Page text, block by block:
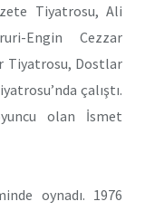
Tiyatrosu, Ali
Engin Cezzar
Tiyatrosu, Dostlar
çalıştı.
olan İsmet
oynadı. 1976